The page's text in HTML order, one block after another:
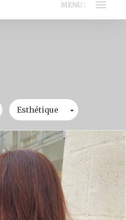
Ouvrir
le
MENU :
Esthétique Toggle